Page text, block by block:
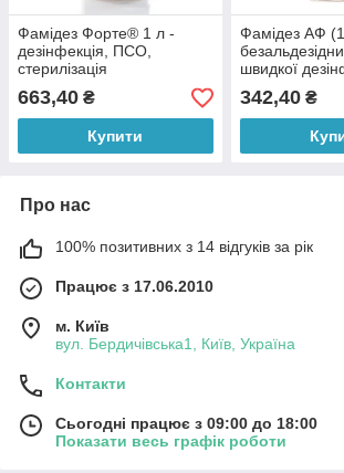
Фамідез Форте® 1 л -
дезінфекція, ПСО,
стерилізація
663,40 ₴
Купити
Фамідез АФ
швидкої
342,40₴
Про нас
100% позитивних з 14 відгуків за рік
Працює з 17.06.2010
м. Київ
вул. Бердичівська1, Київ, Україна
Контакти
Сьогодні працює з 09:00 до 18:00
Показати весь графік роботи